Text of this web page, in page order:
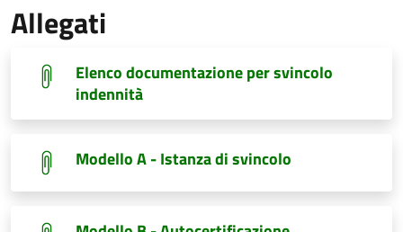
Allegati
Elenco documentazione per svincolo
indennità
Modello A - Istanza di svincolo